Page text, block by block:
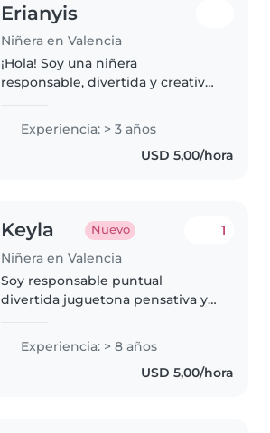
Erianyis
Niñera en Valencia
¡Hola! Soy una niñera
responsable, divertida y creativa
experiencia cuidando niños en
edad preescolar ( fuí docente )y
en edad de guardería. Me
Experiencia: > 3 años
USD 5,00/hora
Keyla Nuevo
Niñera en Valencia
1
Soy responsable puntual
divertida juguetona pensativa y
Experiencia: > 8 años
USD 5,00/hora